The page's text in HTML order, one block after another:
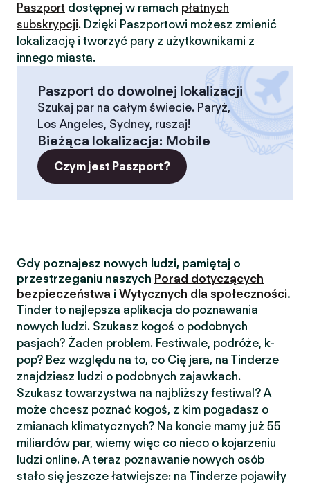
Paszport dostępnej w ramach płatnych
subskrypcji. Dzięki Paszportowi możesz zmienić
lokalizację i tworzyć pary z użytkownikami z
innego miasta.
Paszport do dowolnej lokalizacji
Szukaj par na całym świecie. Paryż,
Los Angeles, Sydney, ruszaj!
Bieżąca lokalizacja: Mobile
Czym jest Paszport?
Gdy poznajesz nowych ludzi, pamiętaj o
przestrzeganiu naszych Porad dotyczących
bezpieczeństwa i Wytycznych dla społeczności.
Tinder to najlepsza aplikacja do poznawania
nowych ludzi. Szukasz kogoś o podobnych
pasjach? Żaden problem. Festiwale, podróże, k-
pop? Bez względu na to, co Cię jara, na Tinderze
znajdziesz ludzi o podobnych zajawkach.
Szukasz towarzystwa na najbliższy festiwal? A
może chcesz poznać kogoś, z kim pogadasz o
zmianach klimatycznych? Na koncie mamy już 55
miliardów par, wiemy więc co nieco o kojarzeniu
ludzi online. A teraz poznawanie nowych osób
stało się jeszcze łatwiejsze: na Tinderze pojawiły